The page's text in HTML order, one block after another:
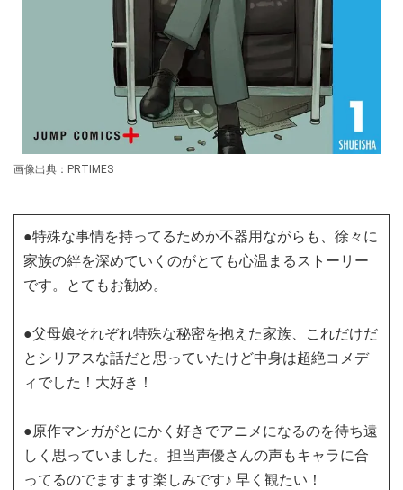
画像出典：PRTIMES
●特殊な事情を持ってるためか不器用ながらも、徐々に
家族の絆を深めていくのがとても心温まるストーリー
です。とてもお勧め。
●父母娘それぞれ特殊な秘密を抱えた家族、これだけだ
とシリアスな話だと思っていたけど中身は超絶コメデ
ィでした！大好き！
●原作マンガがとにかく好きでアニメになるのを待ち遠
しく思っていました。担当声優さんの声もキャラに合
ってるのでますます楽しみです♪ 早く観たい！